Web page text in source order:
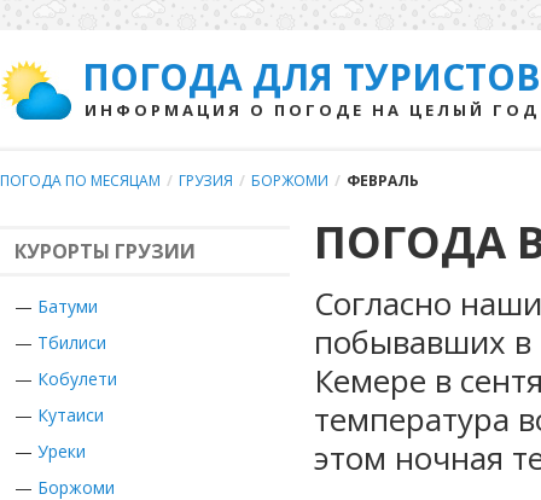
ПОГОДА ДЛЯ ТУРИСТОВ
ИНФОРМАЦИЯ О ПОГОДЕ НА ЦЕЛЫЙ ГОД
ПОГОДА ПО МЕСЯЦАМ / ГРУЗИЯ / БОРЖОМИ / ФЕВРАЛЬ
КУРОРТЫ ГРУЗИИ
— Батуми
— Тбилиси
— Кобулети
— Кутаиси
— Уреки
— Боржоми
ПОГОДА
Согласно
побывавших в
Кемере в
температура
этом ночная